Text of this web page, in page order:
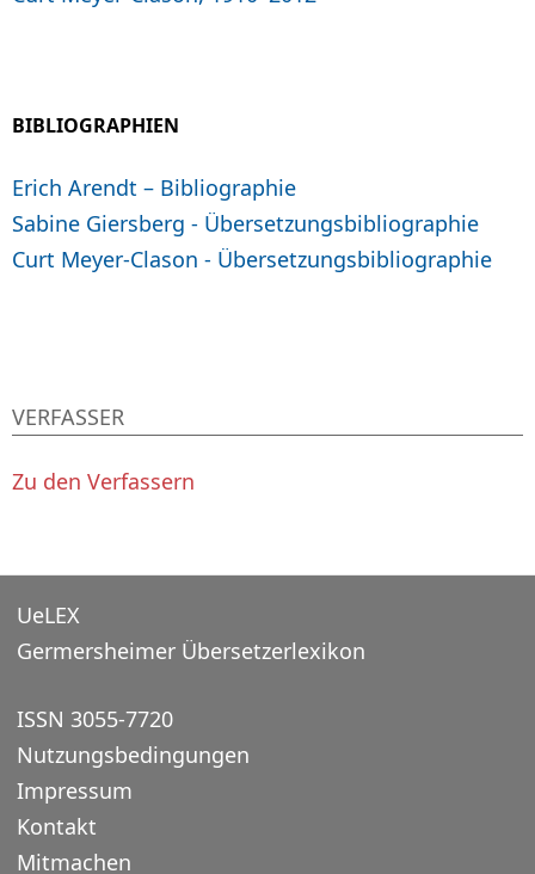
BIBLIOGRAPHIEN
Erich Arendt – Bibliographie
Sabine Giersberg - Übersetzungsbibliographie
Curt Meyer-Clason - Übersetzungsbibliographie
VERFASSER
Zu den Verfassern
UeLEX
Germersheimer Übersetzerlexikon
ISSN 3055-7720
Nutzungsbedingungen
Impressum
Kontakt
Mitmachen